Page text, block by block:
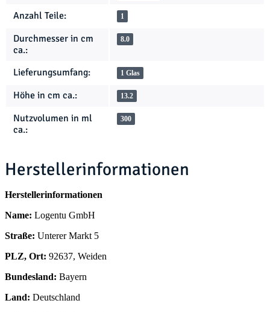
Anzahl Teile: 1
Durchmesser in cm
ca.:
8.0
Lieferungsumfang: 1 Glas
Höhe in cm ca.: 13.2
Nutzvolumen in ml
ca.:
300
Herstellerinformationen
Herstellerinformationen
Name: Logentu GmbH
Straße: Unterer Markt 5
PLZ, Ort: 92637, Weiden
Bundesland: Bayern
Land: Deutschland